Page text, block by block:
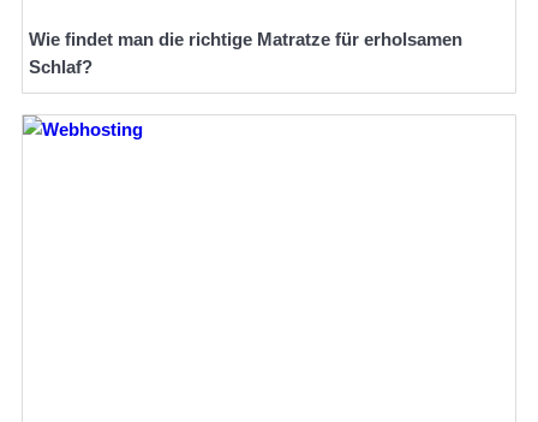
Wie findet man die richtige Matratze für erholsamen
Schlaf?